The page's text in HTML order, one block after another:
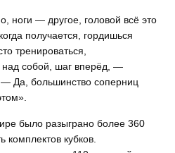
ноги — другое, головой всё это
получается, гордишься
тренироваться,
собой, шаг вперёд, —
— Да, большинство соперниц
было разыграно более 360
кубков.